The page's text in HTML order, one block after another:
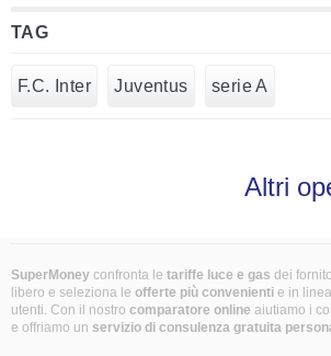
TAG
F.C. Inter Juventus serie A
Altri
SuperMoney confronta le tariffe luce e gas dei
libero e seleziona le offerte più convenienti e in
utenti. Con il nostro comparatore online aiutiamo i
e offriamo un servizio di consulenza gratuita